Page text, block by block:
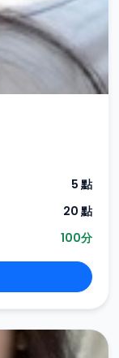
5 點
20 點
100分